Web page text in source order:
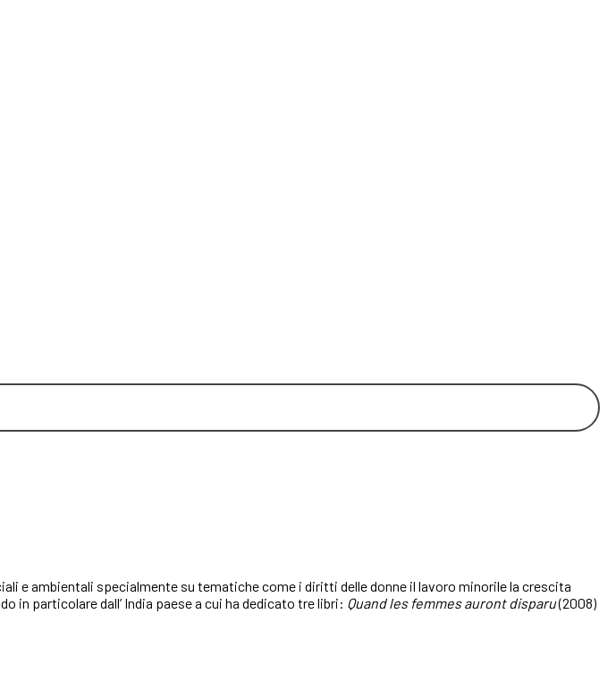
e ambientali specialmente su tematiche come i diritti delle donne il lavoro minorile la crescita
in particolare dall’ India paese a cui ha dedicato tre libri: Quand les femmes auront disparu(2008)